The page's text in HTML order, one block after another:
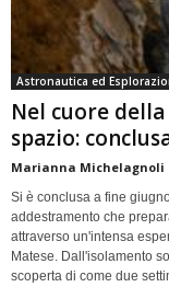
Astronautica ed
Nel cuore
spazio:
Marianna Michelagnoli
Si è conclusa a fine
addestramento che
attraverso un'intensa
Matese. Dall'isolamento
scoperta di come due